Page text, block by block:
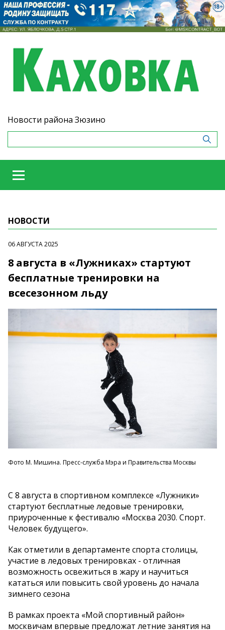
Новости района Зюзино
НОВОСТИ
06 АВГУСТА 2025
8 августа в «Лужниках» стартуют
бесплатные тренировки на
всесезонном льду
Фото М. Мишина. Пресс-служба Мэра и Правительства Москвы
С 8 августа в спортивном комплексе «Лужники»
стартуют бесплатные ледовые тренировки,
приуроченные к фестивалю «Москва 2030. Спорт.
Человек будущего».
Как отметили в департаменте спорта столицы,
участие в ледовых тренировках - отличная
возможность освежиться в жару и научиться
кататься или повысить свой уровень до начала
зимнего сезона
В рамках проекта «Мой спортивный район»
москвичам впервые предложат летние занятия на